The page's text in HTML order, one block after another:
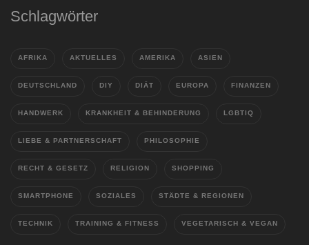
Schlagwörter
AFRIKA AKTUELLES AMERIKA ASIEN
DEUTSCHLAND DIY DIÄT EUROPA FINANZEN
HANDWERK KRANKHEIT & BEHINDERUNG LGBTIQ
LIEBE & PARTNERSCHAFT PHILOSOPHIE
RECHT & GESETZ RELIGION SHOPPING
SMARTPHONE SOZIALES STÄDTE & REGIONEN
TECHNIK TRAINING & FITNESS VEGETARISCH & VEGAN